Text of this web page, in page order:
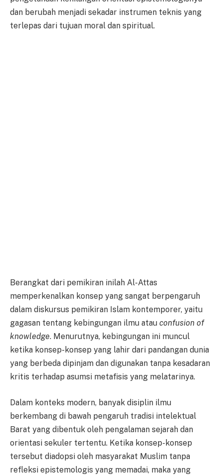
dan berubah menjadi sekadar instrumen teknis yang
terlepas dari tujuan moral dan spiritual.
Berangkat dari pemikiran inilah Al-Attas
memperkenalkan konsep yang sangat berpengaruh
dalam diskursus pemikiran Islam kontemporer, yaitu
gagasan tentang kebingungan ilmu atau confusion of
knowledge. Menurutnya, kebingungan ini muncul
ketika konsep-konsep yang lahir dari pandangan dunia
yang berbeda dipinjam dan digunakan tanpa kesadaran
kritis terhadap asumsi metafisis yang melatarinya.
Dalam konteks modern, banyak disiplin ilmu
berkembang di bawah pengaruh tradisi intelektual
Barat yang dibentuk oleh pengalaman sejarah dan
orientasi sekuler tertentu. Ketika konsep-konsep
tersebut diadopsi oleh masyarakat Muslim tanpa
refleksi epistemologis yang memadai, maka yang